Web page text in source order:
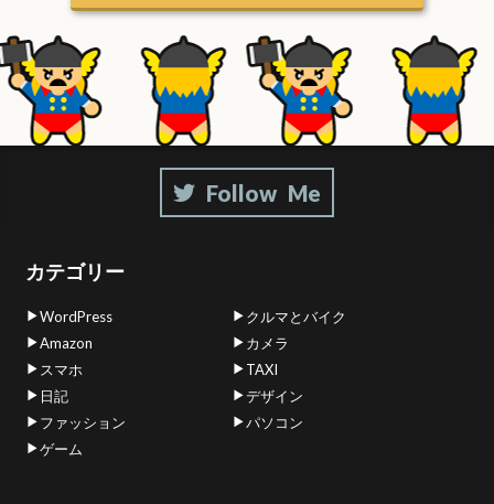
カテゴリー
WordPress
クルマとバイク
Amazon
カメラ
スマホ
TAXI
日記
デザイン
ファッション
パソコン
ゲーム